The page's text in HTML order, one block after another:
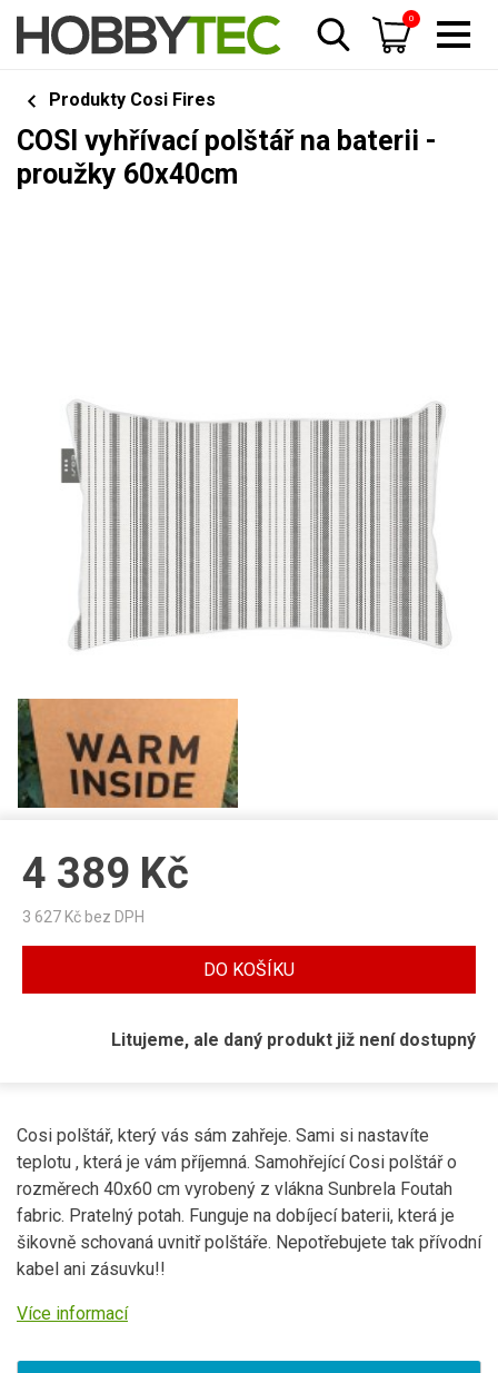
0
Produkty Cosi Fires
COSI vyhřívací polštář na baterii -
proužky 60x40cm
4 389 Kč
3 627 Kč bez DPH
DO KOŠÍKU
Litujeme, ale daný produkt již není dostupný
Cosi polštář, který vás sám zahřeje. Sami si nastavíte
teplotu , která je vám příjemná. Samohřející Cosi polštář o
rozměrech 40x60 cm vyrobený z vlákna Sunbrela Foutah
fabric. Pratelný potah. Funguje na dobíjecí baterii, která je
šikovně schovaná uvnitř polštáře. Nepotřebujete tak přívodní
kabel ani zásuvku!!
Více informací